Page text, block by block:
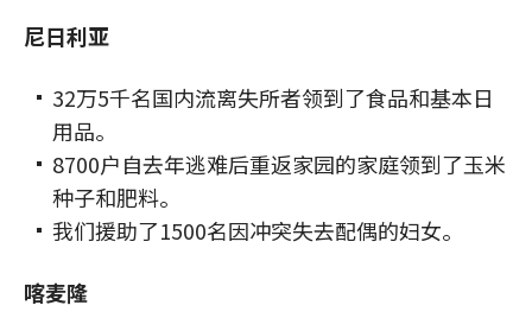
尼日利亚
32万5千名国内流离失所者领到了食品和基本日
用品。
8700户自去年逃难后重返家园的家庭领到了玉米
种子和肥料。
我们援助了1500名因冲突失去配偶的妇女。
喀麦隆